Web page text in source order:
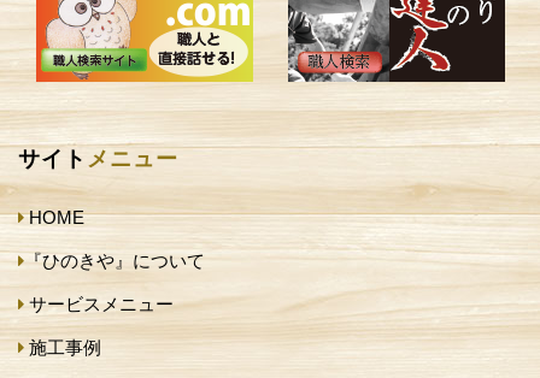
サイト メニュー
HOME
『ひのきや』について
サービスメニュー
施工事例